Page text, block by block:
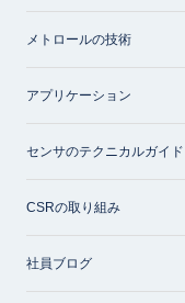
メトロールの技術
アプリケーション
センサのテクニカルガイド
CSRの取り組み
社員ブログ